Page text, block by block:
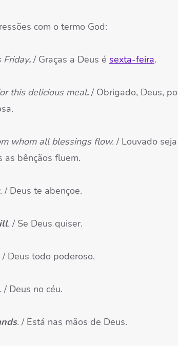
com o termo God:
Friday. / Graças a Deus é sexta-feira.
this delicious meal. / Obrigado, Deus,
whom all blessings flow. / Louvado
as bênçãos fluem.
/ Deus te abençoe.
. / Se Deus quiser.
/ Deus todo poderoso.
/ Deus no céu.
. / Está nas mãos de Deus.